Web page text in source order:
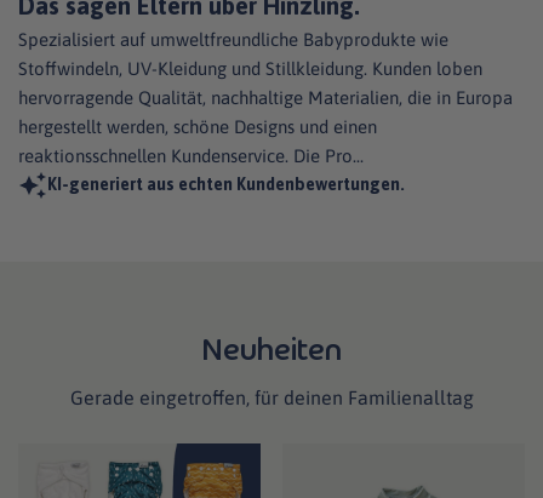
Spezialisiert auf umweltfreundliche Babyprodukte wie
Stoffwindeln, UV-Kleidung und Stillkleidung. Kunden loben
hervorragende Qualität, nachhaltige Materialien, die in Europa
hergestellt werden, schöne Designs und einen
reaktionsschnellen Kundenservice. Die Pro...
Neuheiten
Gerade eingetroffen, für deinen Familienalltag